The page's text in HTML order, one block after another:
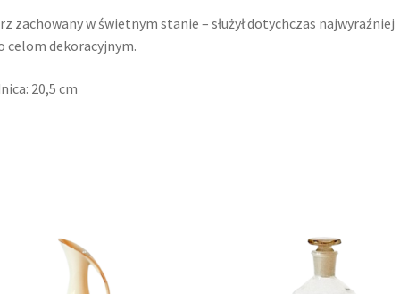
zachowany w świetnym stanie – służył dotychczas najwyraźniej
celom dekoracyjnym.
20,5 cm